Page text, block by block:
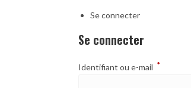
Se connecter
Se connecter
Identifiant ou e-mail *